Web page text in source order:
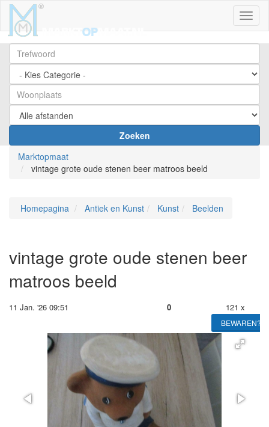
Zoeken
Marktopmaat
vintage grote oude stenen beer matroos beeld
Homepagina Antiek en Kunst Kunst Beelden
vintage grote oude stenen beer
matroos beeld
11 Jan. '26 09:51 0 121 x
BEWAREN?